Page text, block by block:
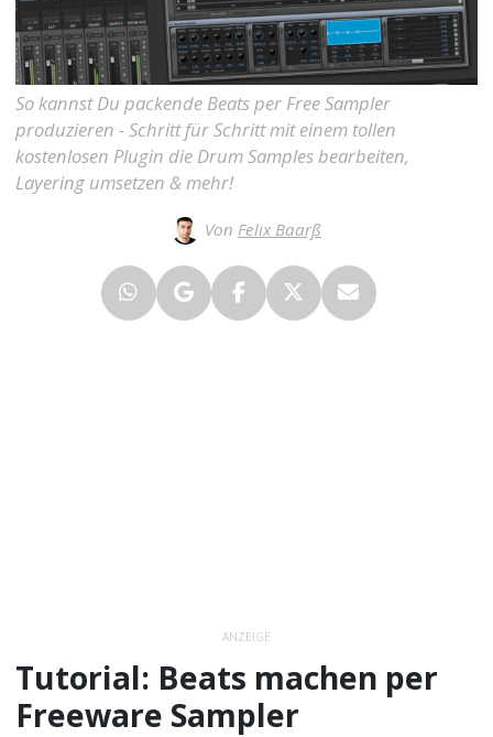
So kannst Du packende Beats per Free Sampler
produzieren - Schritt für Schritt mit einem tollen
kostenlosen Plugin die Drum Samples bearbeiten,
Layering umsetzen & mehr!
Von Felix Baarß
ANZEIGE
Tutorial: Beats machen per
Freeware Sampler